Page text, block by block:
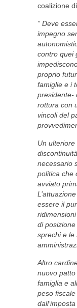
coalizione
” Deve
impegno
contro quei
proprio
famiglie e i
presidente-
rottura con
vincoli del
Un
necessario
politica che
avviato
essere il
di
sprechi e le
Altro
nuovo
famiglia e
peso